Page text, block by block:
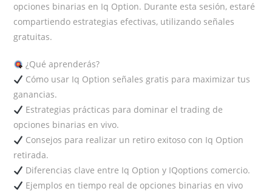
opciones binarias en Iq Option. Durante esta sesión, estaré
compartiendo estrategias efectivas, utilizando señales
gratuitas.
¿Qué aprenderás?
Cómo usar Iq Option señales gratis para maximizar tus
ganancias.
Estrategias prácticas para dominar el trading de
opciones binarias en vivo.
Consejos para realizar un retiro exitoso con Iq Option
retirada.
Diferencias clave entre Iq Option y IQoptions comercio.
Ejemplos en tiempo real de opciones binarias en vivo